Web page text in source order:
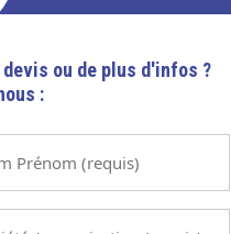
ou de plus d'infos ?
: